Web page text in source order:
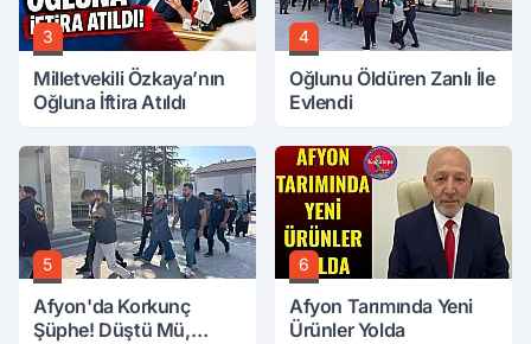
3
Milletvekili Özkaya’nın
Oğluna İftira Atıldı
4
Oğlunu Öldüren Zanlı İle
Evlendi
5
Afyon'da Korkunç
Şüphe! Düştü Mü,
6
Afyon Tarımında Yeni
Ürünler Yolda